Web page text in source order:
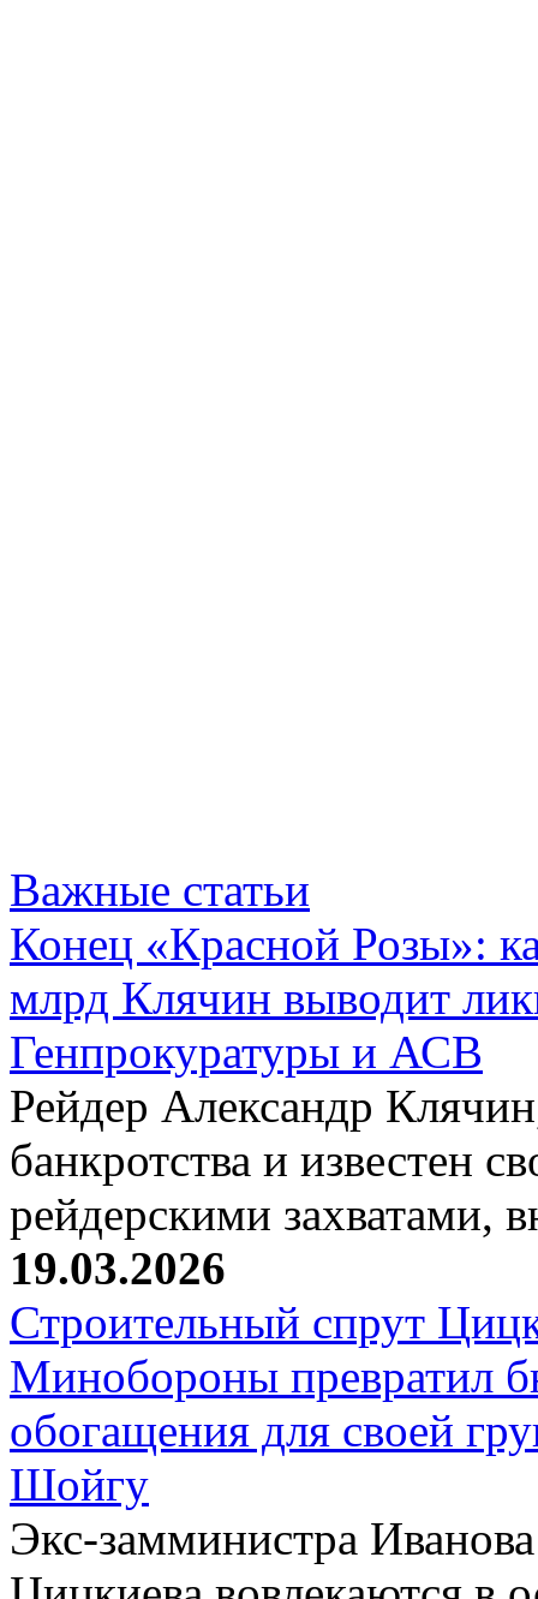
Важные статьи
Конец «Красной Розы»:
млрд Клячин выводит
Генпрокуратуры и АСВ
Рейдер Александр
банкротства и известен
рейдерскими захватами,
19.03.2026
Строительный спрут
Минобороны превратил
обогащения для своей
Шойгу
Экс-замминистра